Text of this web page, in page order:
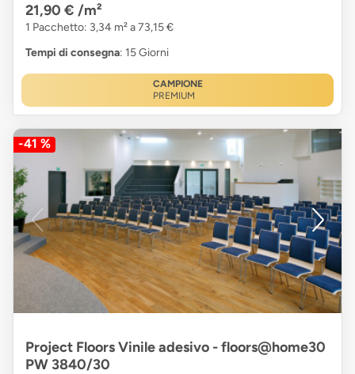
21,90 € /m²
1 Pacchetto: 3,34 m² a 73,15 €
Tempi di consegna: 15 Giorni
CAMPIONE
PREMIUM
-41 %
Project Floors Vinile adesivo - floors@home30
PW 3840/30